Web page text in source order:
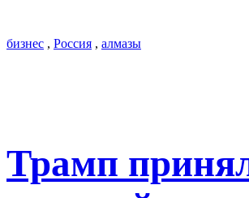
бизнес , Россия , алмазы
Трамп